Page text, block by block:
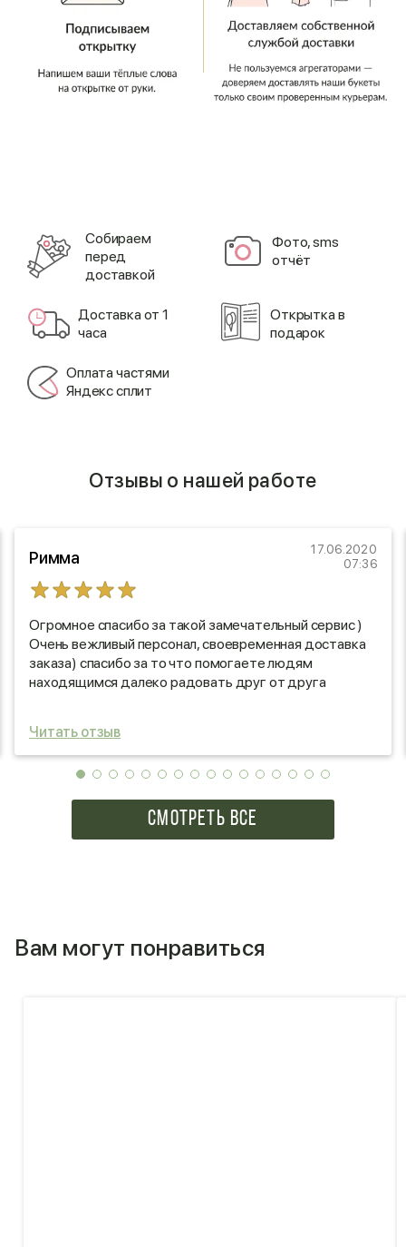
Cобираем
перед
доставкой
Фото, sms
отчёт
Доставка от 1
часа
Открытка в
подарок
Оплата частями
Яндекс сплит
Отзывы о нашей работе
Римма
17.06.2020
07:36
Огромное спасибо за такой замечательный сервис )
Очень вежливый персонал, своевременная доставка
заказа) спасибо за то что помогаете людям
находящимся далеко радовать друг от друга
Читать отзыв
СМОТРЕТЬ ВСЕ
Вам могут понравиться